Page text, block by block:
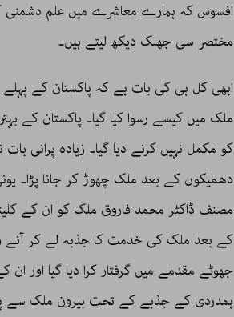
افسوس کہ ہمارے معاشرے میں علم دشمنی
مختصر سی جھلک دیکھ لیتے ہیں۔
ابھی کل ہی کی بات ہے کہ پاکستان کے پہلے
ملک میں کیسے رسوا کیا گیا۔ پاکستان کے
کو مکمل نہیں کرنے دیا گیا۔ زیادہ پرانی
دھمیکوں کے بعد ملک چھوڑ کر جانا پڑا۔
مصنف ڈاکٹر محمد فاروق ملک کو ان کے
کے بعد ملک کی خدمت کا جذبہ لے کر آنے
جھوٹے مقدمے میں گرفتار کرا دیا گیا اور
ہمدردی کے جذبے کے تحت بیرون ملک سے